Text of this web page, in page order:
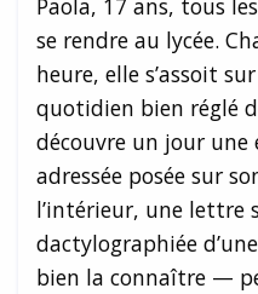
Paola, 17 ans, tous
se rendre au lycée.
heure, elle s’assoit
quotidien bien réglé
découvre un jour
adressée posée sur
l’intérieur, une lettre
dactylographiée
bien la connaître —